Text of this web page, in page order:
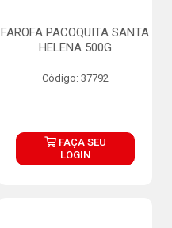
FAROFA PACOQUITA SANTA
HELENA 500G
Código: 37792
FAÇA SEU
LOGIN